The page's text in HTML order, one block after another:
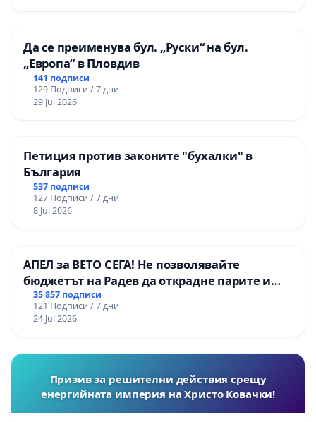
Да се преименува бул. „Руски“ на бул.
„Европа“ в Пловдив
141 подписи
129 Подписи / 7 дни
29 Jul 2026
Петиция против законите "бухалки" в
България
537 подписи
127 Подписи / 7 дни
8 Jul 2026
АПЕЛ за ВЕТО СЕГА! Не позволявайте
бюджетът на Радев да открадне парите и
правата ни в тъмното
35 857 подписи
121 Подписи / 7 дни
24 Jul 2026
Призив за решителни действия срещу
енергийната империя на Христо Ковачки!